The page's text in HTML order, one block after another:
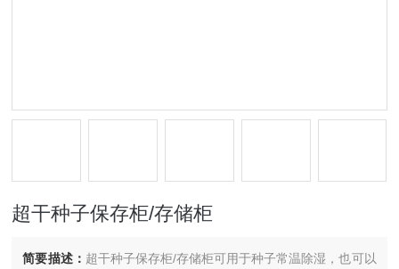
超干种子保存柜/存储柜
简要描述： 超干种子保存柜/存储柜可用于种子常温除湿，也可以